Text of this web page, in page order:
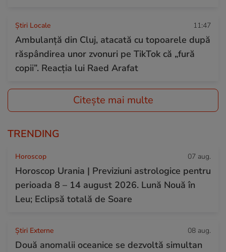
Știri Locale 11:47
Ambulanță din Cluj, atacată cu topoarele după
răspândirea unor zvonuri pe TikTok că „fură
copii”. Reacția lui Raed Arafat
Citește mai multe
TRENDING
Horoscop 07 aug.
Horoscop Urania | Previziuni astrologice pentru
perioada 8 – 14 august 2026. Lună Nouă în
Leu; Eclipsă totală de Soare
Știri Externe 08 aug.
Două anomalii oceanice se dezvoltă simultan